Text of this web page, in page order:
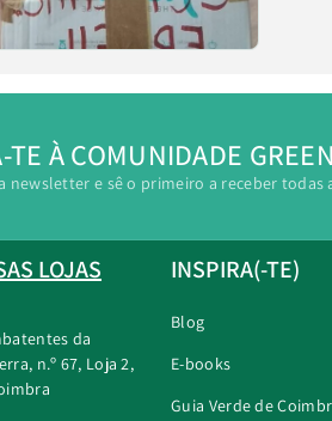
À COMUNIDADE
newsletter e sê o primeiro a receber todas
LOJAS
da
n.º 67, Loja 2,
INSPIRA(-TE)
Blog
E-books
Guia Verde de